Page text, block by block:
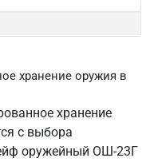
хранение оружия в
хранение
с выбора
оружейный ОШ-23Г